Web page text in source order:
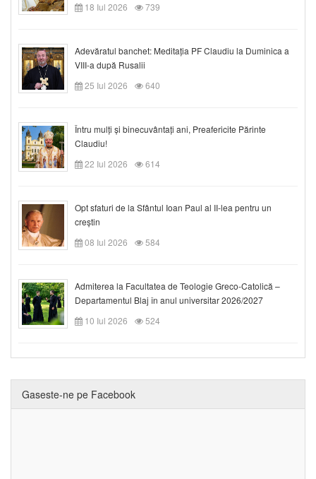
18 Iul 2026
739
Adevăratul banchet: Meditația PF Claudiu la Duminica a
VIII-a după Rusalii
25 Iul 2026
640
Întru mulți și binecuvântați ani, Preafericite Părinte
Claudiu!
22 Iul 2026
614
Opt sfaturi de la Sfântul Ioan Paul al II-lea pentru un
creștin
08 Iul 2026
584
Admiterea la Facultatea de Teologie Greco-Catolică –
Departamentul Blaj în anul universitar 2026/2027
10 Iul 2026
524
Gaseste-ne pe Facebook